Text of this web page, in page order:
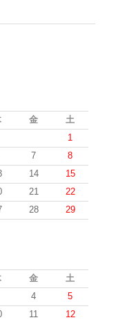
金
土
1
7
8
14
15
21
22
28
29
金
土
4
5
11
12